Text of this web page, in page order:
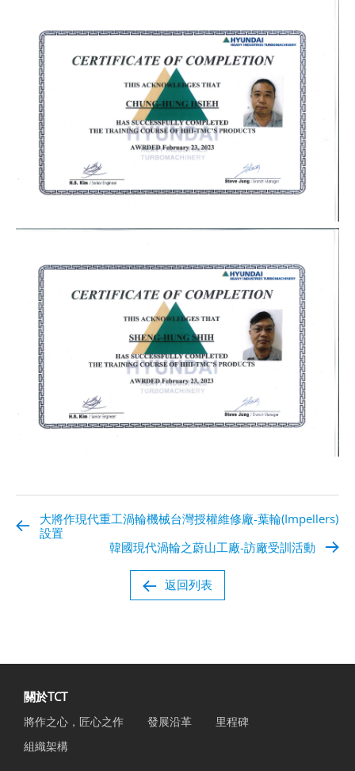
大將作現代重工渦輪機械台灣授權維修廠-葉輪(Impellers)
設置
韓國現代渦輪之蔚山工廠-訪廠受訓活動
返回列表
關於TCT
將作之心，匠心之作 發展沿革
里程碑
組織架構